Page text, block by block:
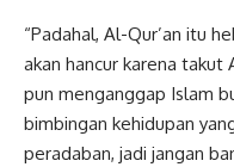
“Padahal, Al-Qur’an itu
akan hancur karena takut
pun menganggap Islam
bimbingan kehidupan
peradaban, jadi jangan